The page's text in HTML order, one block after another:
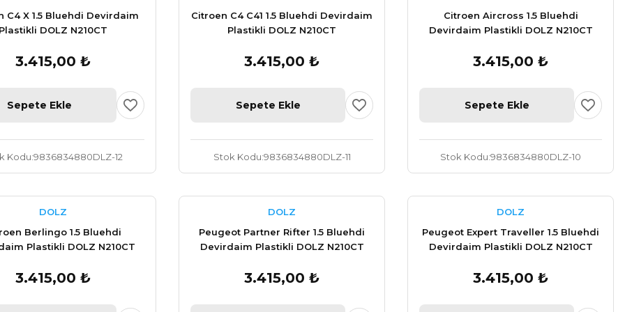
C4 X 1.5 Bluehdi Devirdaim
DOLZ N210CT
3.415,00 ₺
Sepete Ekle
Kodu 9836834880DLZ-12
Citroen C4 C41 1.5 Bluehdi Devirdaim
Plastikli DOLZ N210CT
3.415,00 ₺
Sepete Ekle
Stok Kodu 9836834880DLZ-11
Citroen Aircross 1.5 Bluehdi
Devirdaim Plastikli DOLZ N210CT
3.415,00 ₺
Sepete Ekle
Stok Kodu 9836834880DLZ-10
DOLZ
Berlingo 1.5 Bluehdi
Plastikli DOLZ N210CT
3.415,00 ₺
DOLZ
Peugeot Partner Rifter 1.5 Bluehdi
Devirdaim Plastikli DOLZ N210CT
3.415,00 ₺
DOLZ
Peugeot Expert Traveller 1.5 Bluehdi
Devirdaim Plastikli DOLZ N210CT
3.415,00 ₺